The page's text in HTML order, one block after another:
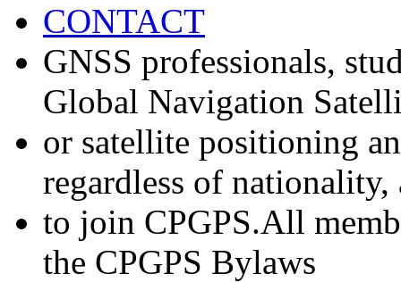
CONTACT
GNSS professionals,
Global Navigation
or satellite positioning
regardless of nationality,
to join CPGPS.All
the CPGPS Bylaws